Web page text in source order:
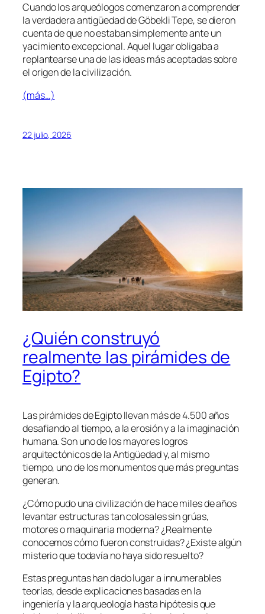
Cuando los arqueólogos comenzaron a comprender
la verdadera antigüedad de Göbekli Tepe, se dieron
cuenta de que no estaban simplemente ante un
yacimiento excepcional. Aquel lugar obligaba a
replantearse una de las ideas más aceptadas sobre
el origen de la civilización.
(más…)
22 julio, 2026
¿Quién construyó
realmente las pirámides de
Egipto?
Las pirámides de Egipto llevan más de 4.500 años
desafiando al tiempo, a la erosión y a la imaginación
humana. Son uno de los mayores logros
arquitectónicos de la Antigüedad y, al mismo
tiempo, uno de los monumentos que más preguntas
generan.
¿Cómo pudo una civilización de hace miles de años
levantar estructuras tan colosales sin grúas,
motores o maquinaria moderna? ¿Realmente
conocemos cómo fueron construidas? ¿Existe algún
misterio que todavía no haya sido resuelto?
Estas preguntas han dado lugar a innumerables
teorías, desde explicaciones basadas en la
ingeniería y la arqueología hasta hipótesis que